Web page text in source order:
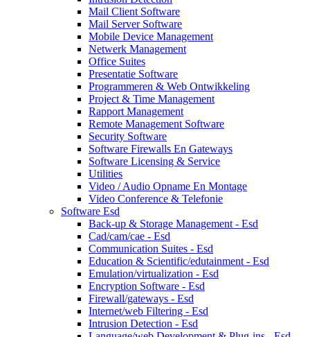
Mail Client Software
Mail Server Software
Mobile Device Management
Netwerk Management
Office Suites
Presentatie Software
Programmeren & Web Ontwikkeling
Project & Time Management
Rapport Management
Remote Management Software
Security Software
Software Firewalls En Gateways
Software Licensing & Service
Utilities
Video / Audio Opname En Montage
Video Conference & Telefonie
Software Esd
Back-up & Storage Management - Esd
Cad/cam/cae - Esd
Communication Suites - Esd
Education & Scientific/edutainment - Esd
Emulation/virtualization - Esd
Encryption Software - Esd
Firewall/gateways - Esd
Internet/web Filtering - Esd
Intrusion Detection - Esd